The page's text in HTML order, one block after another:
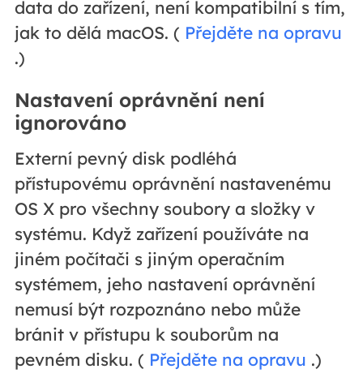
data do zařízení, není kompatibilní s tím,
jak to dělá macOS. ( Přejděte na opravu
.)
Nastavení oprávnění není
ignorováno
Externí pevný disk podléhá
přístupovému oprávnění nastavenému
OS X pro všechny soubory a složky v
systému. Když zařízení používáte na
jiném počítači s jiným operačním
systémem, jeho nastavení oprávnění
nemusí být rozpoznáno nebo může
bránit v přístupu k souborům na
pevném disku. ( Přejděte na opravu .)